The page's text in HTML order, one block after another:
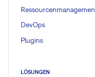
DevOps
Plugins
LÖSUNGEN